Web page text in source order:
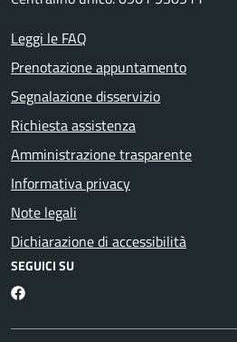
Leggi le FAQ
Prenotazione appuntamento
Segnalazione disservizio
Richiesta assistenza
Amministrazione trasparente
Informativa privacy
Note legali
Dichiarazione di accessibilità
SEGUICI SU
Facebook